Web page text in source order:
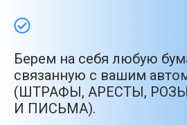
Берем на себя любую
связанную с вашим
(ШТРАФЫ, АРЕСТЫ,
И ПИСЬМА).